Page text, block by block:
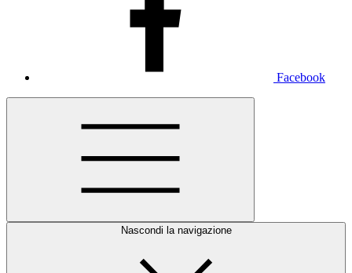
Facebook
Nascondi la navigazione